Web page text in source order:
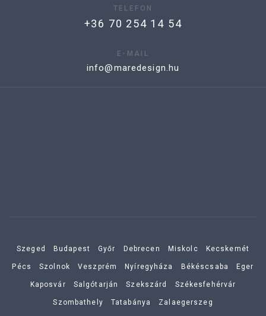
TELEFON
+36 70 254 14 54
E-MAIL
info@maredesign.hu
Szeged Budapest Győr Debrecen Miskolc Kecskemét
Pécs Szolnok Veszprém Nyíregyháza Békéscsaba Eger
Kaposvár Salgótarján Szekszárd Székesfehérvár
Szombathely Tatabánya Zalaegerszeg